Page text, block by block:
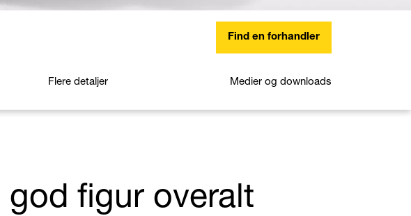
Find en forhandler
Flere detaljer Medier og downloads
figur overalt